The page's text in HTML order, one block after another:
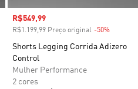
Preço com desconto
R$549,99
R$1.199,99 Preço original -50%
Shorts Legging Corrida Adizero
Control
Mulher Performance
2 cores